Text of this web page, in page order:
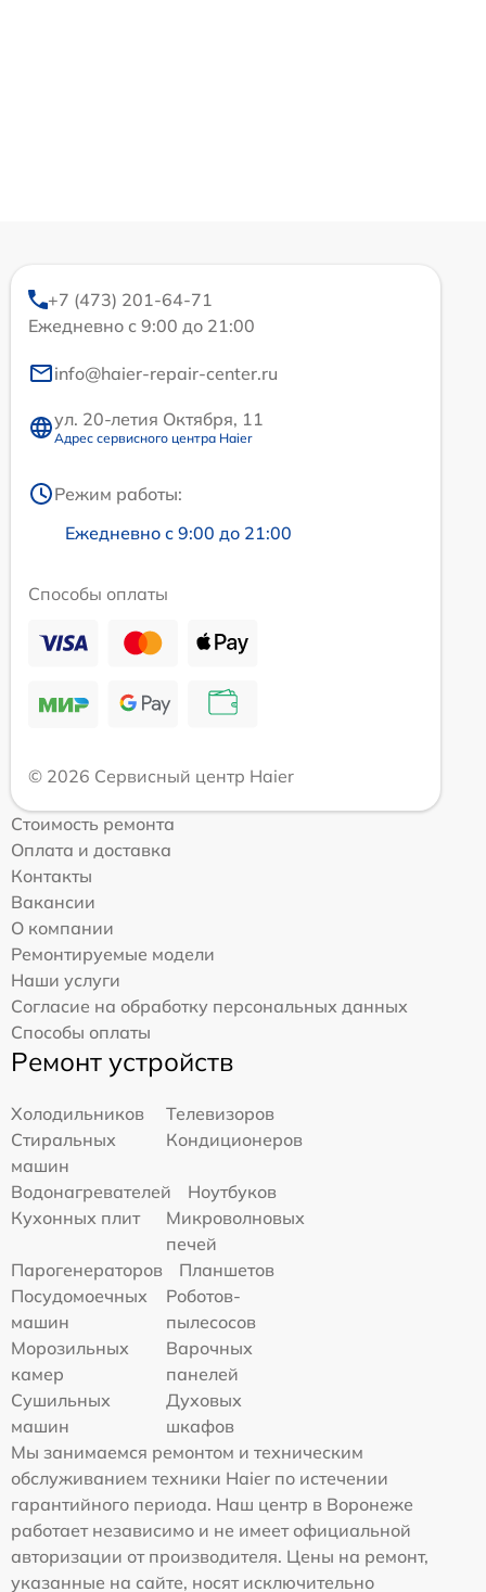
+7 (473) 201-64-71
Ежедневно с 9:00 до 21:00
info@haier-repair-center.ru
ул. 20-летия Октября, 11
Адрес сервисного центра Haier
Режим работы:
Ежедневно с 9:00 до 21:00
Способы оплаты
© 2026 Сервисный центр Haier
Стоимость ремонта
Оплата и доставка
Контакты
Вакансии
О компании
Ремонтируемые модели
Наши услуги
Согласие на обработку персональных данных
Способы оплаты
Ремонт устройств
Холодильников
Телевизоров
Стиральных
машин
Кондиционеров
Водонагревателей
Ноутбуков
Кухонных плит
Микроволновых
печей
Парогенераторов
Планшетов
Посудомоечных
машин
Роботов-
пылесосов
Морозильных
камер
Варочных
панелей
Сушильных
машин
Духовых
шкафов
Мы занимаемся ремонтом и техническим
обслуживанием техники Haier по истечении
гарантийного периода. Наш центр в Воронеже
работает независимо и не имеет официальной
авторизации от производителя. Цены на ремонт,
указанные на сайте, носят исключительно